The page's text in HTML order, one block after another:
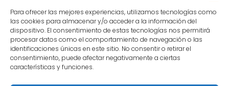
Para ofrecer las mejores experiencias, utilizamos tecnologías como
las cookies para almacenar y/o acceder a la información del
dispositivo. El consentimiento de estas tecnologías nos permitirá
procesar datos como el comportamiento de navegación o las
identificaciones únicas en este sitio. No consentir o retirar el
consentimiento, puede afectar negativamente a ciertas
características y funciones.
Grupo de Estudio de Oncología Digestiva
Andaluz
secretariatecnicageoda@gmail.com